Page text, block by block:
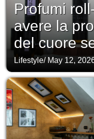
Profumi
avere la
del cuore
Lifestyle/ May 12,